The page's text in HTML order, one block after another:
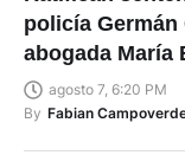
abogada María
agosto 7, 6:20 PM
By Fabian Campoverde